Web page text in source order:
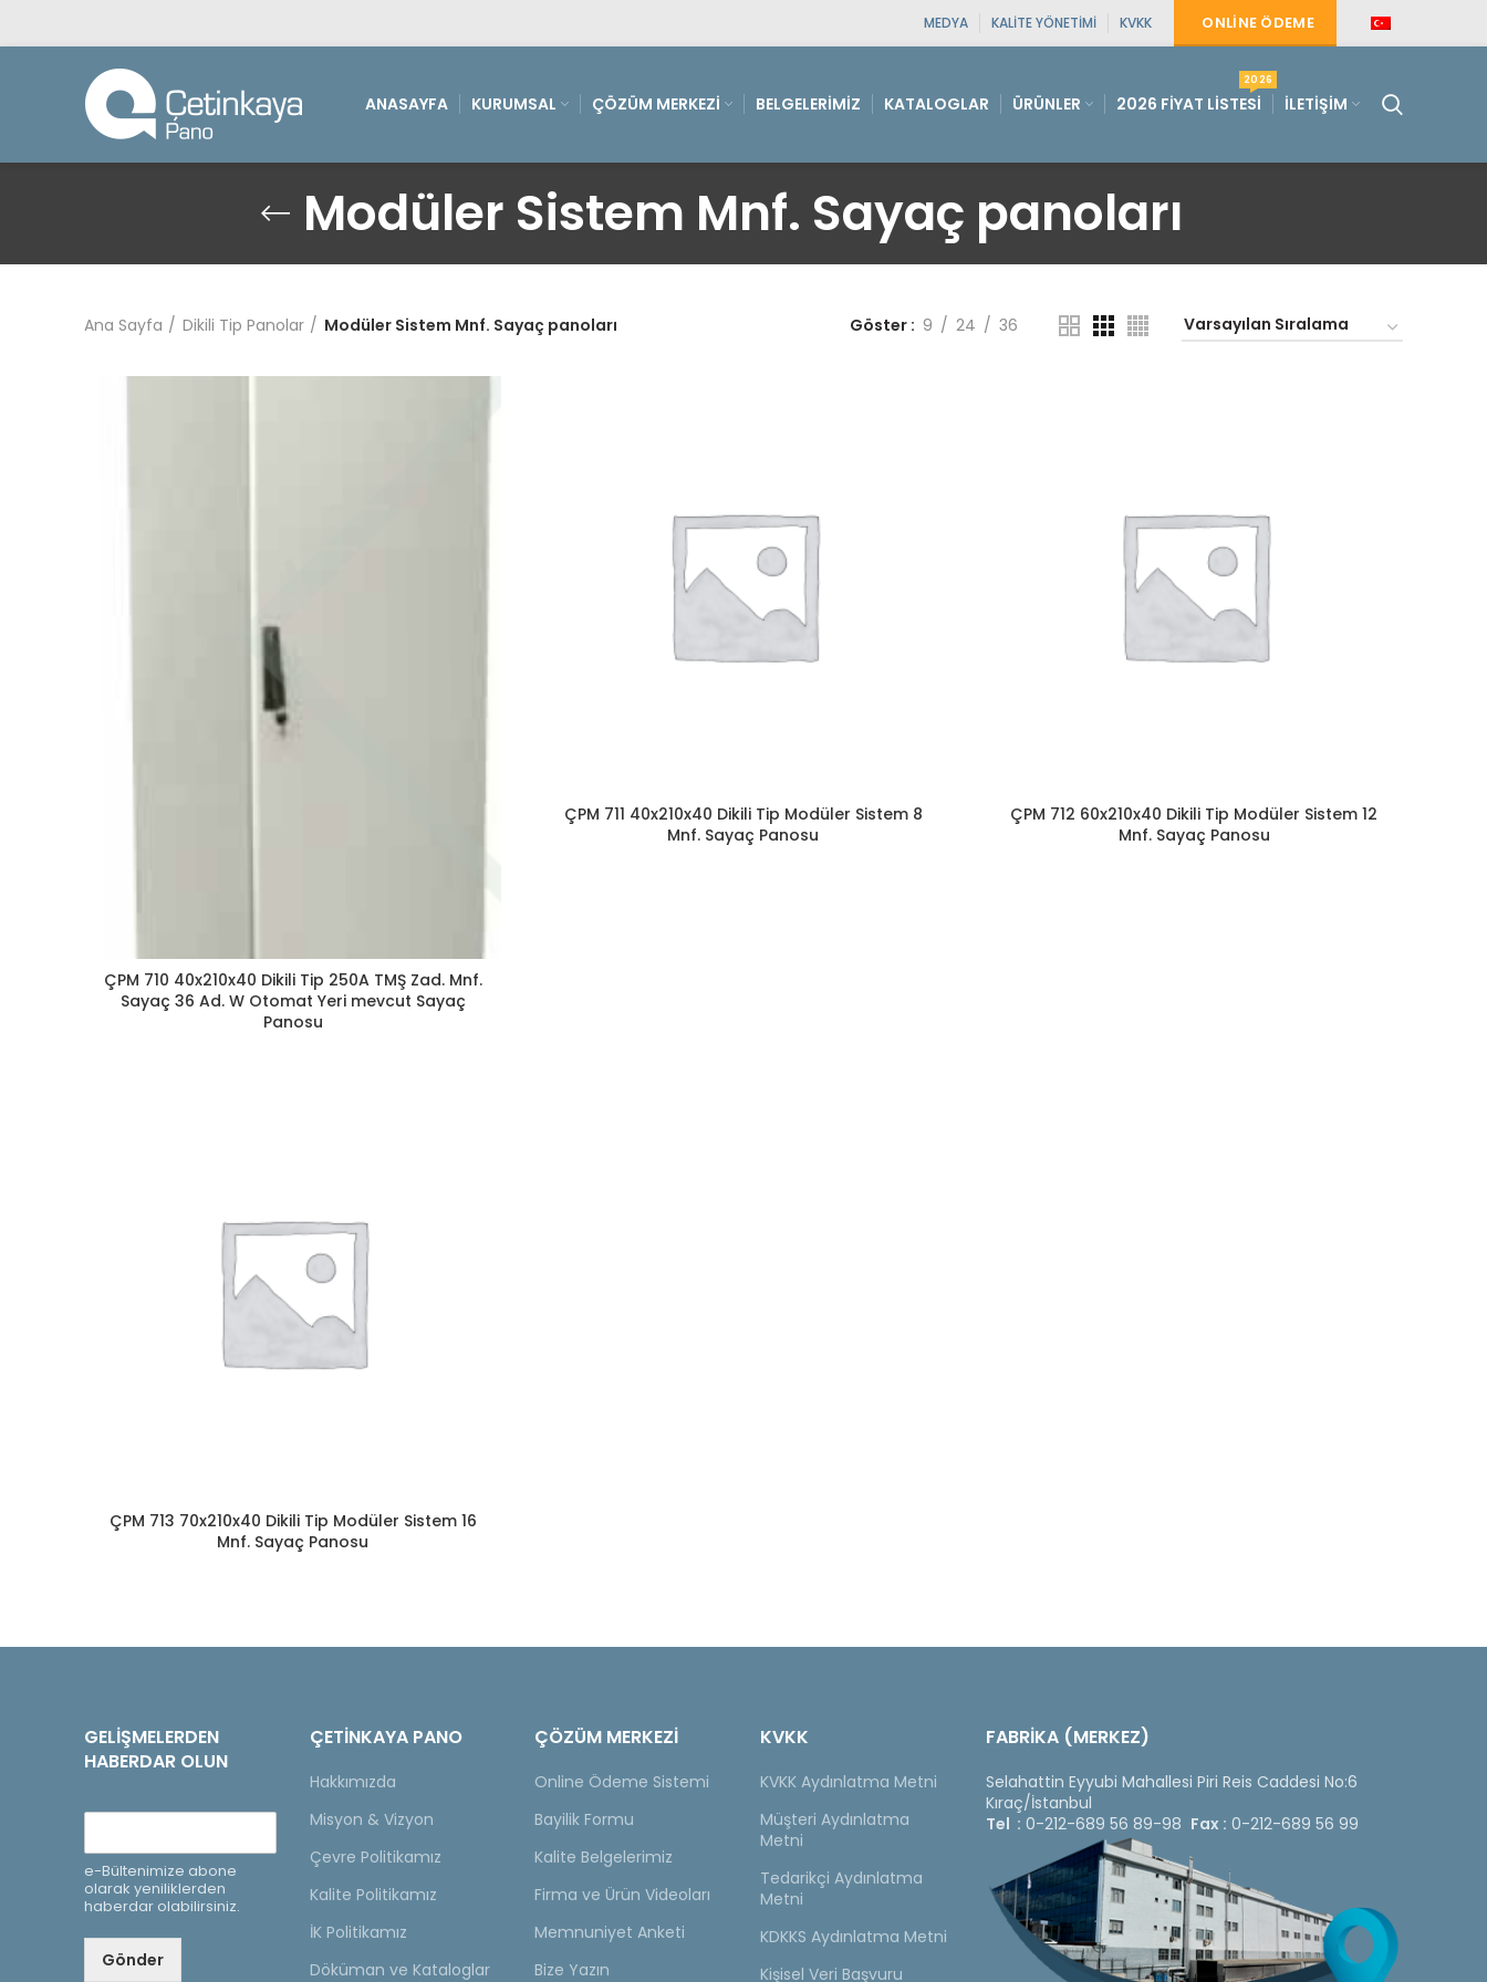
MEDYA KALITE YÖNETIMI KVKK ONLINE ÖDEME
ANASAYFA KURUMSAL ÇÖZÜM MERKEZI BELGELERIMIZ KATALOGLAR ÜRÜNLER 2026 FIYAT LISTESI
2026
İLETIŞIM
Modüler Sistem Mnf. Sayaç panoları
Ana Sayfa Dikili Tip Panolar Modüler Sistem Mnf. Sayaç panoları Göster 9 24 36
ÇPM 710 40x210x40 Dikili Tip 250A TMŞ Zad. Mnf.
Sayaç 36 Ad. W Otomat Yeri mevcut Sayaç
Panosu
ÇPM 711 40x210x40 Dikili Tip Modüler Sistem 8
Mnf. Sayaç Panosu
ÇPM 712 60x210x40 Dikili Tip Modüler Sistem 12
Mnf. Sayaç Panosu
ÇPM 713 70x210x40 Dikili Tip Modüler Sistem 16
Mnf. Sayaç Panosu
GELIŞMELERDEN
HABERDAR OLUN
e-Bültenimize abone
olarak yeniliklerden
haberdar olabilirsiniz.
Gönder
ÇETINKAYA PANO
Hakkımızda
Misyon & Vizyon
Çevre Politikamız
Kalite Politikamız
İK Politikamız
Döküman ve Kataloglar
ÇÖZÜM MERKEZİ
Online Ödeme Sistemi
Bayilik Formu
Kalite Belgelerimiz
Firma ve Ürün Videoları
Memnuniyet Anketi
Bize Yazın
KVKK
KVKK Aydınlatma Metni
Müşteri Aydınlatma
Metni
Tedarikçi Aydınlatma
Metni
KDKKS Aydınlatma Metni
Kişisel Veri Başvuru
FABRİKA (MERKEZ)
Selahattin Eyyubi Mahallesi Piri Reis Caddesi No:6
Kıraç/İstanbul
Tel : 0-212-689 56 89-98 Fax : 0-212-689 56 99